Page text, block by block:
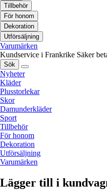
Tillbehör
För honom
Dekoration
Utförsäljning
Varumärken
Kundservice i Frankrike Säker
Sök
Nyheter
Kläder
Plusstorlekar
Skor
Damunderkläder
Sport
Tillbehör
För honom
Dekoration
Utförsäljning
Varumärken
Lägger till i